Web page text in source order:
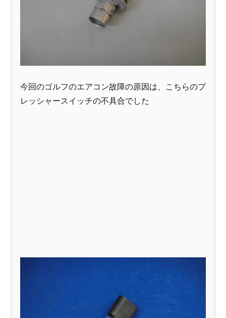
今回のゴルフのエアコン故障の原因は、こちらのプ
レッシャースイッチの不具合でした